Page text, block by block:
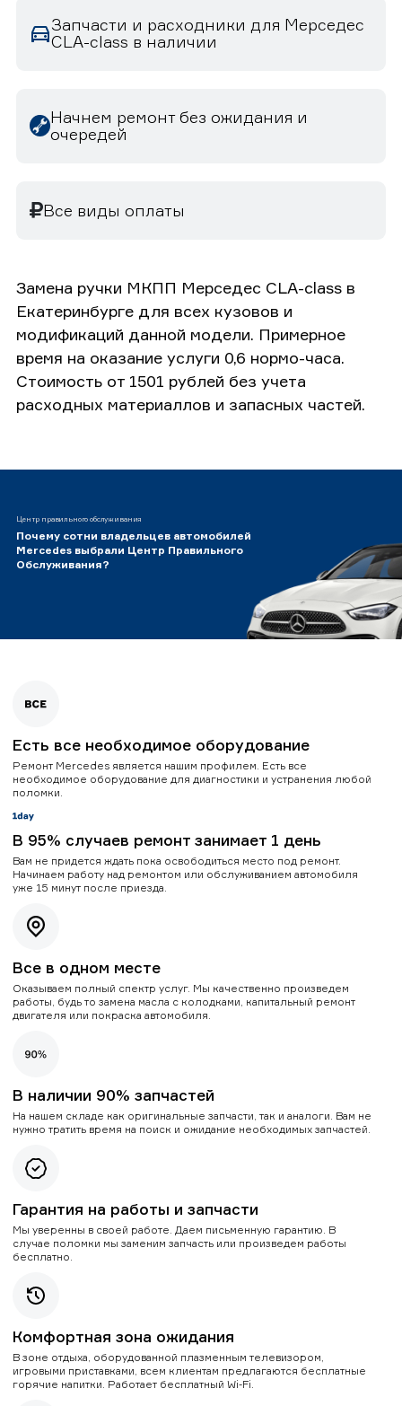
Запчасти и расходники для Мерседес
CLA-class в наличии
Начнем ремонт без ожидания и
очередей
Все виды оплаты
Замена ручки МКПП Мерседес CLA-class в
Екатеринбурге для всех кузовов и
модификаций данной модели. Примерное
время на оказание услуги 0,6 нормо-часа.
Стоимость от 1501 рублей без учета
расходных материаллов и запасных частей.
Центр правильного обслуживания
Почему сотни владельцев автомобилей
Mercedes выбрали Центр Правильного
Обслуживания?
Есть все необходимое оборудование
Ремонт Mercedes является нашим профилем. Есть все
необходимое оборудование для диагностики и устранения любой
поломки.
В 95% случаев ремонт занимает 1 день
Вам не придется ждать пока освободиться место под ремонт.
Начинаем работу над ремонтом или обслуживанием автомобиля
уже 15 минут после приезда.
Все в одном месте
Оказываем полный спектр услуг. Мы качественно произведем
работы, будь то замена масла с колодками, капитальный ремонт
двигателя или покраска автомобиля.
В наличии 90% запчастей
На нашем складе как оригинальные запчасти, так и аналоги. Вам не
нужно тратить время на поиск и ожидание необходимых запчастей.
Гарантия на работы и запчасти
Мы уверенны в своей работе. Даем письменную гарантию. В
случае поломки мы заменим запчасть или произведем работы
бесплатно.
Комфортная зона ожидания
В зоне отдыха, оборудованной плазменным телевизором,
игровыми приставками, всем клиентам предлагаются бесплатные
горячие напитки. Работает бесплатный Wi-Fi.